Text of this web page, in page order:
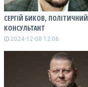
СЕРГІЙ БИКОВ, ПОЛІТИЧНИЙ
КОНСУЛЬТАНТ
2024-12-08 12:06